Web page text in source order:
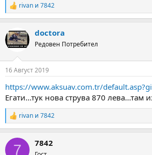
R
e
c
t
i
s
rivan и 7842
doctora
Редовен Потребител
16 Август 2019
https://www.aksuav.com.tr/
Егати...тук нова струва 870 лева...там
R
e
c
rivan и 7842
7 7842